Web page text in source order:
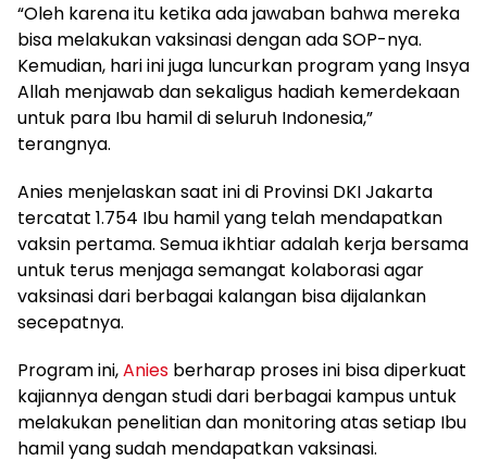
“Oleh karena itu ketika ada jawaban bahwa mereka
bisa melakukan vaksinasi dengan ada SOP-nya.
Kemudian, hari ini juga luncurkan program yang Insya
Allah menjawab dan sekaligus hadiah kemerdekaan
untuk para Ibu hamil di seluruh Indonesia,”
terangnya.
Anies menjelaskan saat ini di Provinsi DKI Jakarta
tercatat 1.754 Ibu hamil yang telah mendapatkan
vaksin pertama. Semua ikhtiar adalah kerja bersama
untuk terus menjaga semangat kolaborasi agar
vaksinasi dari berbagai kalangan bisa dijalankan
secepatnya.
Program ini,Anies berharap proses ini bisa diperkuat
kajiannya dengan studi dari berbagai kampus untuk
melakukan penelitian dan monitoring atas setiap Ibu
hamil yang sudah mendapatkan vaksinasi.